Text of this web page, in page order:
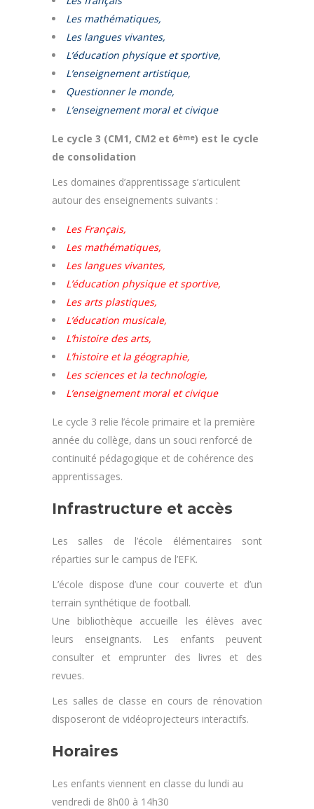
Les mathématiques,
Les langues vivantes,
L’éducation physique et sportive,
L’enseignement artistique,
Questionner le monde,
L’enseignement moral et civique
Le cycle 3 (CM1, CM2 et 6ème) est le cycle
de consolidation
Les domaines d’apprentissage s’articulent
autour des enseignements suivants :
Les Français,
Les mathématiques,
Les langues vivantes,
L’éducation physique et sportive,
Les arts plastiques,
L’éducation musicale,
L’histoire des arts,
L’histoire et la géographie,
Les sciences et la technologie,
L’enseignement moral et civique
Le cycle 3 relie l’école primaire et la première
année du collège, dans un souci renforcé de
continuité pédagogique et de cohérence des
apprentissages.
Infrastructure et accès
Les salles de l’école élémentaires sont
réparties sur le campus de l’EFK.
L’école dispose d’une cour couverte et d’un
terrain synthétique de football.
Une bibliothèque accueille les élèves avec
leurs enseignants. Les enfants peuvent
consulter et emprunter des livres et des
revues.
Les salles de classe en cours de rénovation
disposeront de vidéoprojecteurs interactifs.
Horaires
Les enfants viennent en classe du lundi au
vendredi de 8h00 à 14h30